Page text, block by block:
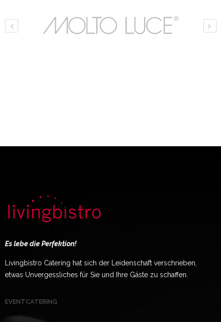
Es lebe die Perfektion!
Livingbistro Catering hat sich der Leidenschaft verschrieben,
etwas Unvergessliches für Sie und Ihre Gäste zu schaffen.
EVENTCATERING